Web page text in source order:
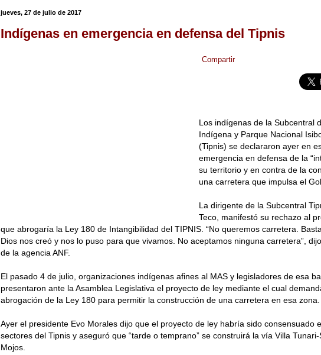
jueves, 27 de julio de 2017
Indígenas en emergencia en defensa del Tipnis
Compartir
Los indígenas de la Subcentral
Indígena y Parque Nacional
(Tipnis) se declararon ayer en
emergencia en defensa de la
su territorio y en contra de la
una carretera que impulsa el
La dirigente de la Subcentral
Teco, manifestó su rechazo al
que abrogaría la Ley 180 de Intangibilidad del TIPNIS. “No queremos carretera.
Dios nos creó y nos lo puso para que vivamos. No aceptamos ninguna carretera”,
de la agencia ANF.
El pasado 4 de julio, organizaciones indígenas afines al MAS y legisladores de esa
presentaron ante la Asamblea Legislativa el proyecto de ley mediante el cual
abrogación de la Ley 180 para permitir la construcción de una carretera en esa zona.
Ayer el presidente Evo Morales dijo que el proyecto de ley habría sido consensuado
sectores del Tipnis y aseguró que “tarde o temprano” se construirá la vía Villa
Mojos.